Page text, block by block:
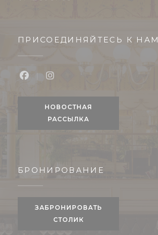
ПРИСОЕДИНЯЙТЕСЬ К НАМ
НОВОСТНАЯ
РАССЫЛКА
БРОНИРОВАНИЕ
ЗАБРОНИРОВАТЬ
СТОЛИК